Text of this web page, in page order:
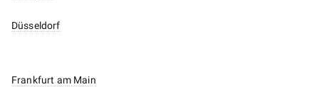
Düsseldorf
Frankfurt am Main